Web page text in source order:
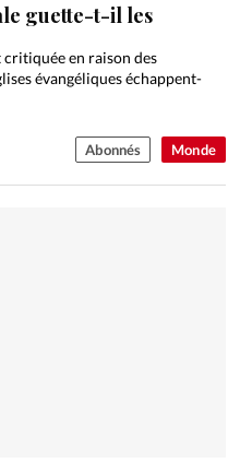
Monde
guette-t-il les
critiquée en raison des
évangéliques échappent-
Abonnés